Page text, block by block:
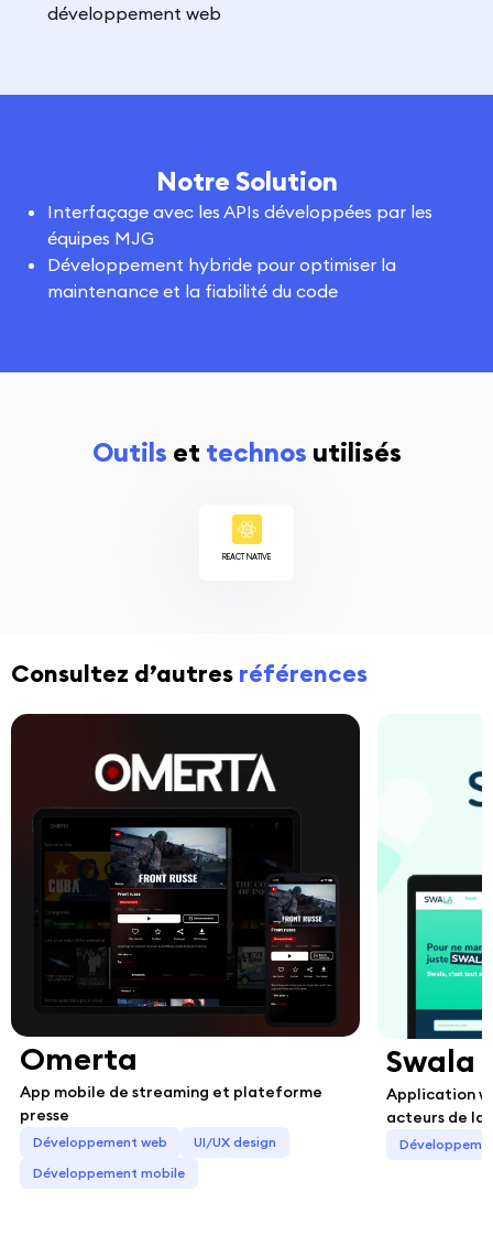
développement web
Notre Solution
Interfaçage avec les APIs développées par les
équipes MJG
Développement hybride pour optimiser la
maintenance et la fiabilité du code
Outils et technos utilisés
REACT NATIVE
Consultez d’autres références
Omerta
App mobile de streaming et plateforme
presse
Développement web
UI/UX design
Développement mobile
Swala
Application
acteurs de la